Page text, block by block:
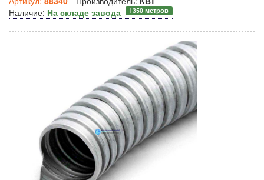
Наличие: На складе завода 1350 метров